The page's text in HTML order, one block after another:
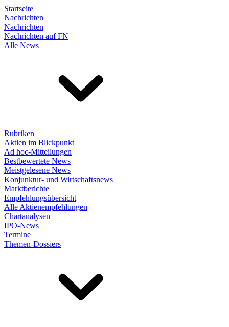
Startseite
Nachrichten
Nachrichten
Nachrichten auf FN
Alle News
Rubriken
Aktien im Blickpunkt
Ad hoc-Mitteilungen
Bestbewertete News
Meistgelesene News
Konjunktur- und Wirtschaftsnews
Marktberichte
Empfehlungsübersicht
Alle Aktienempfehlungen
Chartanalysen
IPO-News
Termine
Themen-Dossiers